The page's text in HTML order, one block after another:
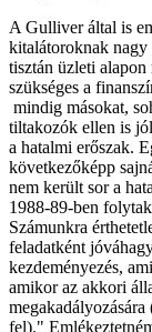
A Gulliver által is
kitalátoroknak nagy
tisztán üzleti alapon
szükséges a
mindig másokat,
tiltakozók ellen is
a hatalmi erőszak.
következőképp
nem került sor a
1988-89-ben
Számunkra
feladatként
kezdeményezés,
amikor az akkori
megakadályozására
fel)."